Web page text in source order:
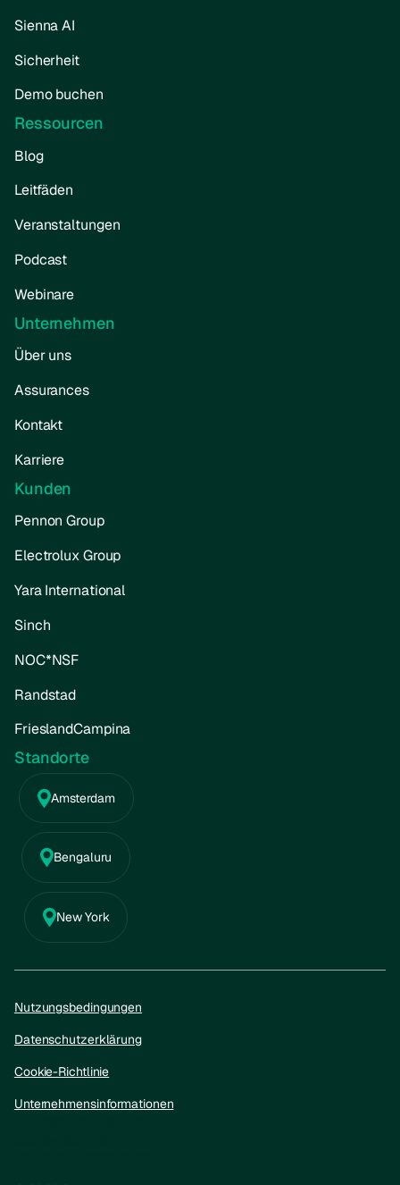
Sienna AI
Sicherheit
Demo buchen
Ressourcen
Blog
Leitfäden
Veranstaltungen
Podcast
Webinare
Unternehmen
Über uns
Assurances
Kontakt
Karriere
Kunden
Pennon Group
Electrolux Group
Yara International
Sinch
NOC*NSF
Randstad
FrieslandCampina
Standorte
Amsterdam
Bengaluru
New York
Nutzungsbedingungen
Datenschutzerklärung
Cookie-Richtlinie
Unternehmensinformationen